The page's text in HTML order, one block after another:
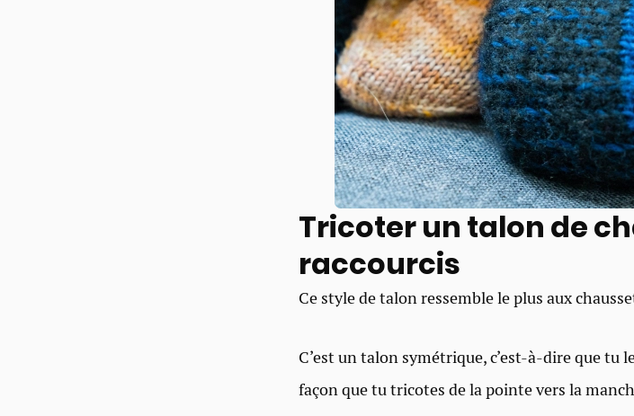
Tricoter un talon de
raccourcis
Ce style de talon ressemble le plus aux
C’est un talon symétrique, c’est-à-dire que tu
façon que tu tricotes de la pointe vers la